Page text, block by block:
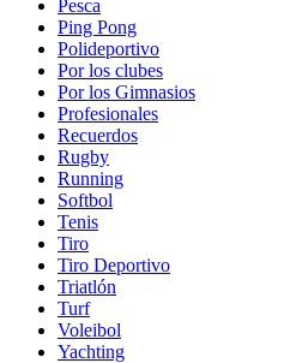
Pesca
Ping Pong
Polideportivo
Por los clubes
Por los Gimnasios
Profesionales
Recuerdos
Rugby
Running
Softbol
Tenis
Tiro
Tiro Deportivo
Triatlón
Turf
Voleibol
Yachting